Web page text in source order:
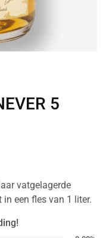
5
vatgelagerde
in een fles van 1 liter.